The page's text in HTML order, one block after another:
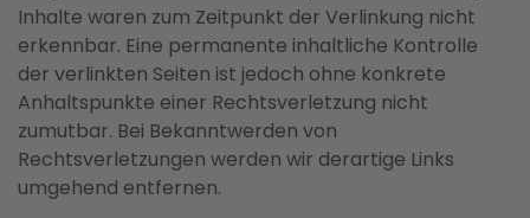
Inhalte waren zum Zeitpunkt der Verlinkung nicht
erkennbar. Eine permanente inhaltliche Kontrolle
der verlinkten Seiten ist jedoch ohne konkrete
Anhaltspunkte einer Rechtsverletzung nicht
zumutbar. Bei Bekanntwerden von
Rechtsverletzungen werden wir derartige Links
umgehend entfernen.